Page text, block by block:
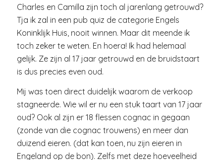
Charles en Camilla zijn toch al jarenlang getrouwd?
Tja ik zal in een pub quiz de categorie Engels
Koninklijk Huis, nooit winnen. Maar dit meende ik
toch zeker te weten. En hoera! Ik had helemaal
gelijk. Ze zijn al 17 jaar getrouwd en de bruidstaart
is dus precies even oud.
Mij was toen direct duidelijk waarom de verkoop
stagneerde. Wie wil er nu een stuk taart van 17 jaar
oud? Ook al zijn er 18 flessen cognac in gegaan
(zonde van die cognac trouwens) en meer dan
duizend eieren. (dat kan toen, nu zijn eieren in
Engeland op de bon). Zelfs met deze hoeveelheid